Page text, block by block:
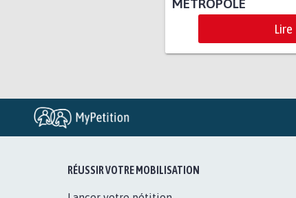
MÉTROPOLE
Lire
RÉUSSIR VOTRE MOBILISATION